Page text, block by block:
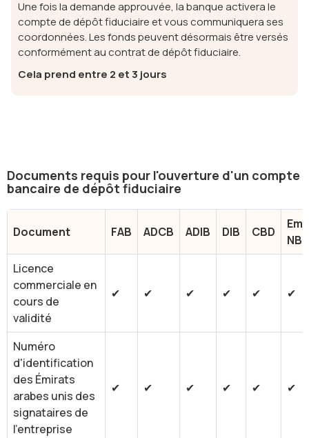
Une fois la demande approuvée, la banque activera le
compte de dépôt fiduciaire et vous communiquera ses
coordonnées. Les fonds peuvent désormais être versés
conformément au contrat de dépôt fiduciaire.
Cela prend entre 2 et 3 jours
Documents requis pour l'ouverture d'un compte
bancaire de dépôt fiduciaire
Document FAB ADCB ADIB DIB CBD
NBD
Licence
commerciale en
cours de
validité
✔ ✔ ✔ ✔ ✔ ✔
Numéro
d'identification
des Émirats
arabes unis des
signataires de
l'entreprise
✔ ✔ ✔ ✔ ✔ ✔